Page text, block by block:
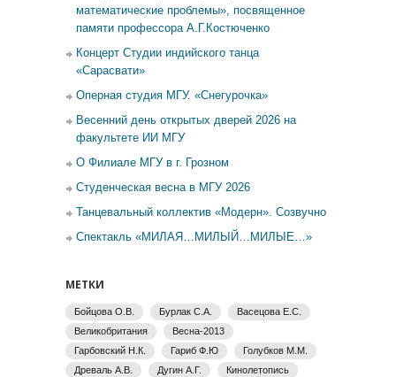
математические проблемы», посвященное
памяти профессора А.Г.Костюченко
Концерт Студии индийского танца
«Сарасвати»
Оперная студия МГУ. «Снегурочка»
Весенний день открытых дверей 2026 на
факультете ИИ МГУ
О Филиале МГУ в г. Грозном
Студенческая весна в МГУ 2026
Танцевальный коллектив «Модерн». Созвучно
Спектакль «МИЛАЯ…МИЛЫЙ…МИЛЫЕ…»
МЕТКИ
Бойцова О.В. Бурлак С.А.
Васецова Е.С.
Великобритания
Весна-2013
Гарбовский Н.К.
Гариб Ф.Ю
Голубков М.М.
Древаль А.В.
Дугин А.Г.
Кинолетопись